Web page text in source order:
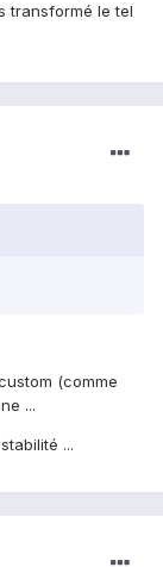
transformé le tel
(comme
...
...